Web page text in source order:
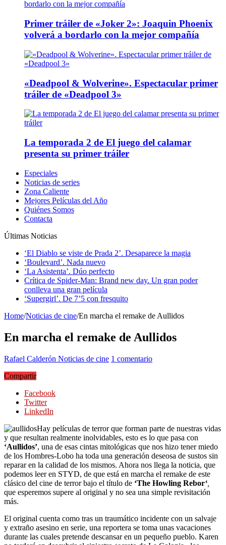
Primer tráiler de «Joker 2»: Joaquin Phoenix
volverá a bordarlo con la mejor compañía
«Deadpool & Wolverine». Espectacular primer
tráiler de «Deadpool 3»
La temporada 2 de El juego del calamar
presenta su primer tráiler
Especiales
Noticias de series
Zona Caliente
Mejores Películas del Año
Quiénes Somos
Contacta
Últimas Noticias
‘El Diablo se viste de Prada 2’. Desaparece la magia
‘Boulevard’. Nada nuevo
‘La Asistenta’. Dúo perfecto
Crítica de Spider-Man: Brand new day. Un gran poder
conlleva una gran película
‘Supergirl’. De 7’5 con fresquito
Home/Noticias de cine/En marcha el remake de Aullidos
En marcha el remake de Aullidos
Rafael Calderón Noticias de cine 1 comentario
Compartir
Facebook
Twitter
LinkedIn
Hay películas de terror que forman parte de nuestras vidas
y que resultan realmente inolvidables, esto es lo que pasa con
‘Aullidos’, una de esas cintas mitológicas que nos hizo tener miedo
de los Hombres-Lobo ha toda una generación deseosa de sustos sin
reparar en la calidad de los mismos. Ahora nos llega la noticia, que
podemos leer en STYD, de que está en marcha el remake de este
clásico del cine de terror bajo el título de ‘The Howling Rebor‘
que esperemos supere al original y no sea una simple revisitación
más.
El original cuenta como tras un traumático incidente con un salvaje
y extraño asesino en serie, una reportera se toma unas vacaciones
durante las cuales pretende descansar en un pequeño pueblo. Karen